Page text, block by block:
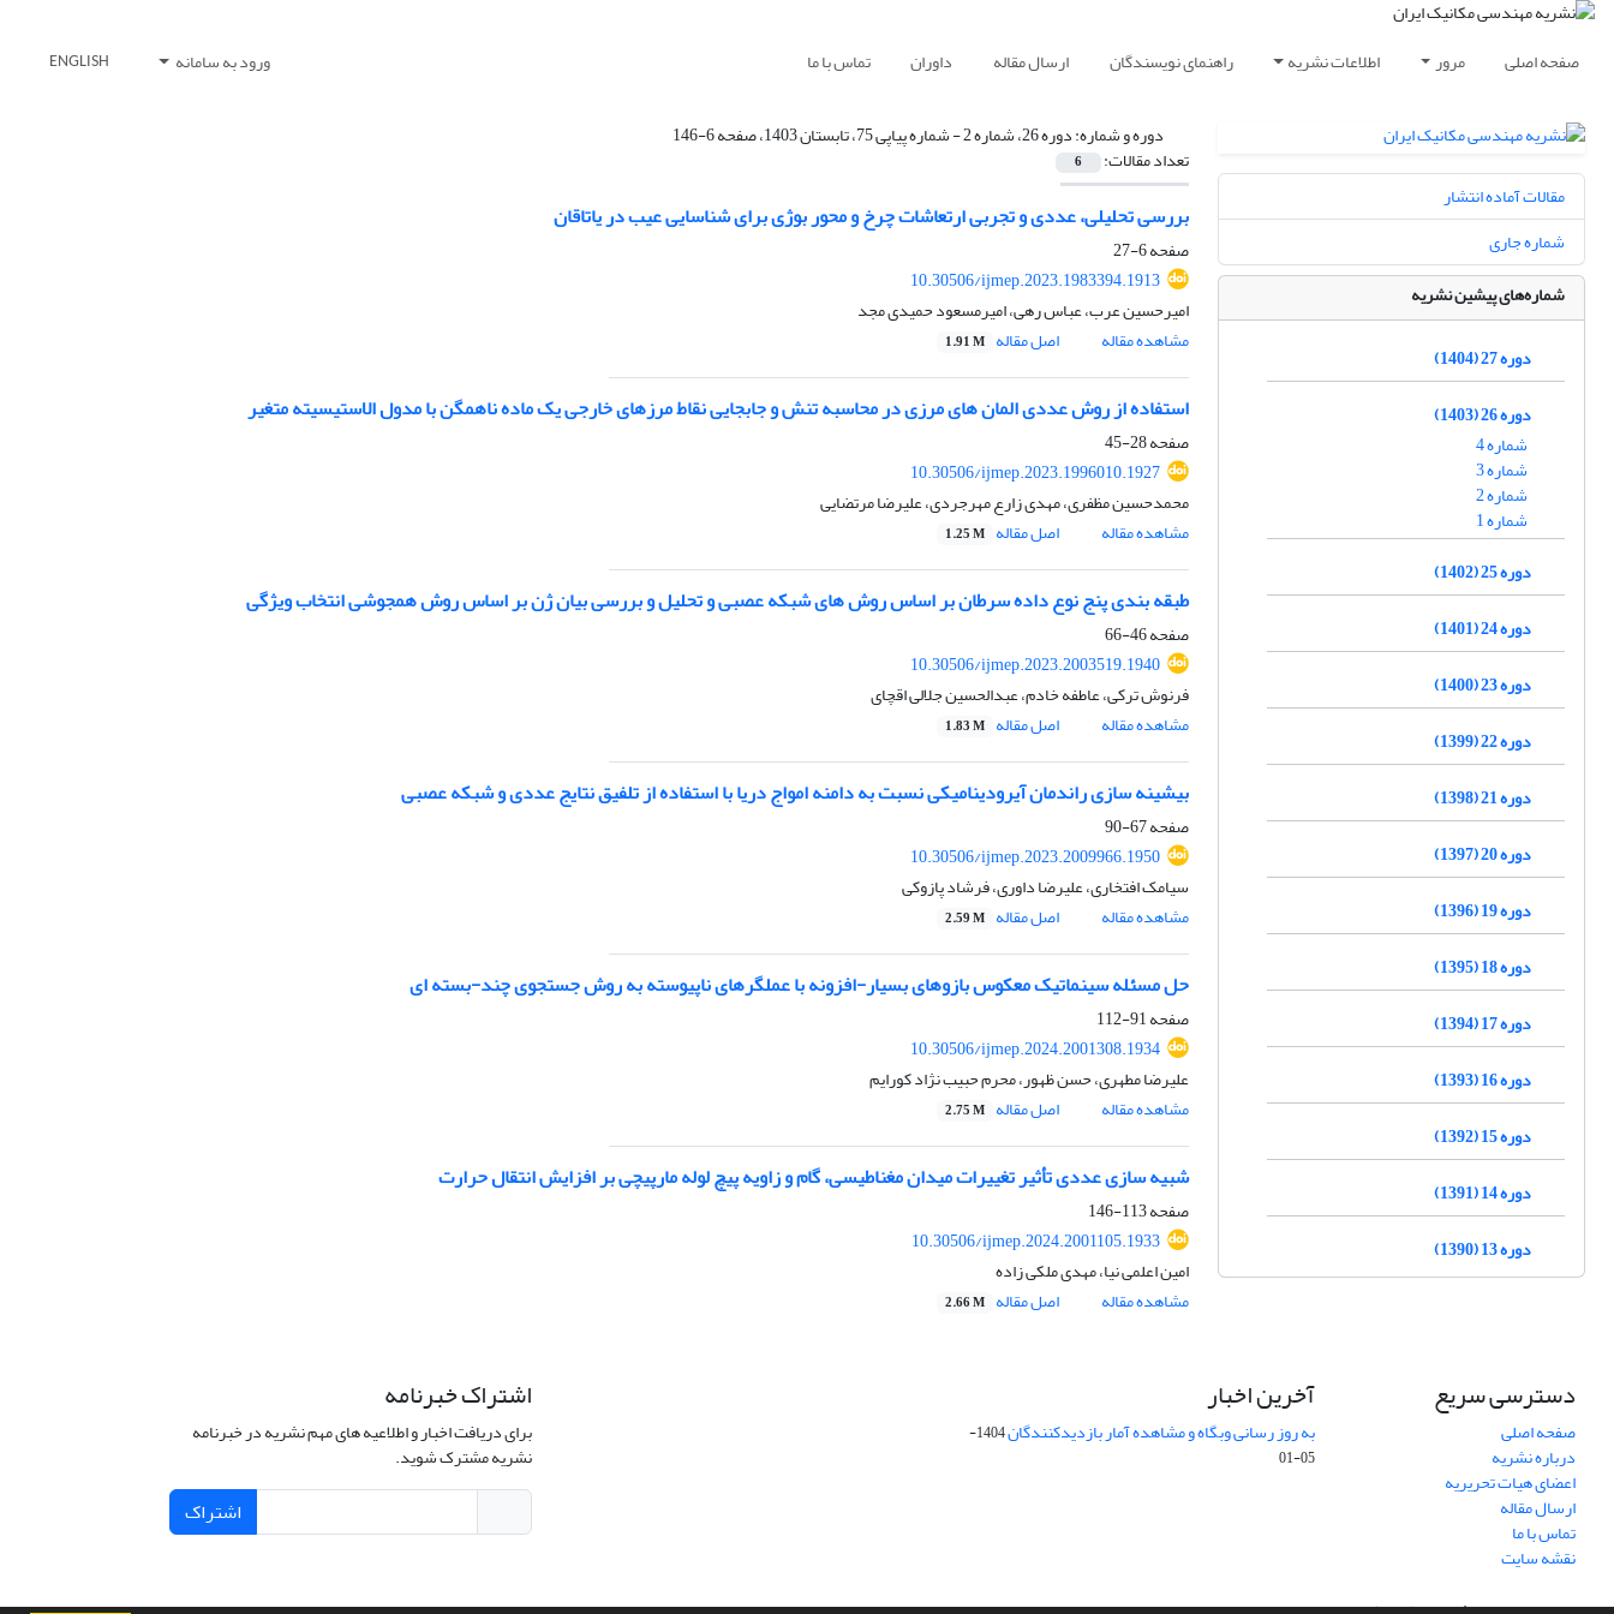
صفحه اصلی مرور اطلاعات نشریه راهنمای نویسندگان ارسال مقاله داوران تماس با ما ورود به سامانه ENGLISH
دوره و شماره:دوره 26، شماره 2 - شماره پیاپی 75، تابستان 1403، صفحه 6-146
تعداد مقالات: 6
بررسی تحلیلی، عددی و تجربی ارتعاشات چرخ و محور بوژی برای شناسایی عیب در یاتاقان
صفحه6-27
10.30506/ijmep.2023.1983394.1913
امیرحسین عرب، عباس رهی، امیرمسعود حمیدی مجد
مشاهده مقاله
اصل مقاله 1.91 M
استفاده از روش عددی المان های مرزی در محاسبه تنش و جابجایی نقاط مرزهای خارجی یک ماده ناهمگن با مدول الاستیسیته متغیر
صفحه28-45
10.30506/ijmep.2023.1996010.1927
محمدحسین مظفری، مهدی زارع مهرجردی، علیرضا مرتضایی
مشاهده مقاله
اصل مقاله 1.25 M
طبقه بندی پنج نوع داده سرطان بر اساس روش های شبکه عصبی و تحلیل و بررسی بیان ژن بر اساس روش همجوشی انتخاب ویژگی
صفحه46-66
10.30506/ijmep.2023.2003519.1940
فرنوش ترکی، عاطفه خادم، عبدالحسین جلالی اقچای
مشاهده مقاله
اصل مقاله 1.83 M
بیشینه سازی راندمان آیرودینامیکی نسبت به دامنه امواج دریا با استفاده از تلفیق نتایج عددی و شبکه عصبی
صفحه67-90
10.30506/ijmep.2023.2009966.1950
سیامک افتخاری، علیرضا داوری، فرشاد پازوکی
مشاهده مقاله
اصل مقاله 2.59 M
حل مسئله سینماتیک معکوس بازوهای بسیار-افزونه با عملگرهای ناپیوسته به روش جستجوی چند-بسته ای
صفحه91-112
10.30506/ijmep.2024.2001308.1934
علیرضا مطهری، حسن ظهور، محرم حبیب نژاد کورایم
مشاهده مقاله
اصل مقاله 2.75 M
شبیه سازی عددی تأثیر تغییرات میدان مغناطیسی، گام و زاویه پیچ لوله مارپیچی بر افزایش انتقال حرارت
صفحه113-146
10.30506/ijmep.2024.2001105.1933
امین اعلمی نیا، مهدی ملکی زاده
مشاهده مقاله
اصل مقاله 2.66 M
مقالات آماده انتشار
شماره جاری
شماره‌های پیشین نشریه
دوره 27 (1404)
دوره 26 (1403)
شماره 4
شماره 3
شماره 2
شماره 1
دوره 25 (1402)
دوره 24 (1401)
دوره 23 (1400)
دوره 22 (1399)
دوره 21 (1398)
دوره 20 (1397)
دوره 19 (1396)
دوره 18 (1395)
دوره 17 (1394)
دوره 16 (1393)
دوره 15 (1392)
دوره 14 (1391)
دوره 13 (1390)
دسترسی سریع
صفحه اصلی
درباره نشریه
اعضای هیات تحریریه
ارسال مقاله
تماس با ما
نقشه سایت
آخرین اخبار
به روز رسانی وبگاه و مشاهده آمار بازدیدکنندگان
1404-
05-01
اشتراک خبرنامه
برای دریافت اخبار و اطلاعیه های مهم نشریه در خبرنامه
نشریه مشترک شوید.
اشتراک